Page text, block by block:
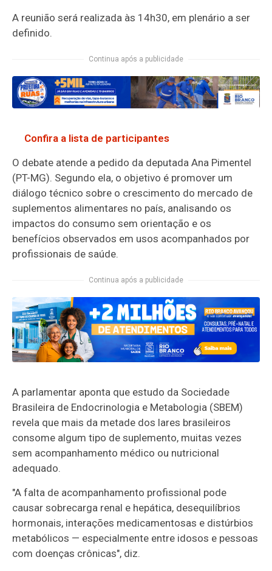
A reunião será realizada às 14h30, em plenário a ser
definido.
Continua após a publicidade
Confira a lista de participantes
O debate atende a pedido da deputada Ana Pimentel
(PT-MG). Segundo ela, o objetivo é promover um
diálogo técnico sobre o crescimento do mercado de
suplementos alimentares no país, analisando os
impactos do consumo sem orientação e os
benefícios observados em usos acompanhados por
profissionais de saúde.
Continua após a publicidade
A parlamentar aponta que estudo da Sociedade
Brasileira de Endocrinologia e Metabologia (SBEM)
revela que mais da metade dos lares brasileiros
consome algum tipo de suplemento, muitas vezes
sem acompanhamento médico ou nutricional
adequado.
"A falta de acompanhamento profissional pode
causar sobrecarga renal e hepática, desequilíbrios
hormonais, interações medicamentosas e distúrbios
metabólicos — especialmente entre idosos e pessoas
com doenças crônicas", diz.